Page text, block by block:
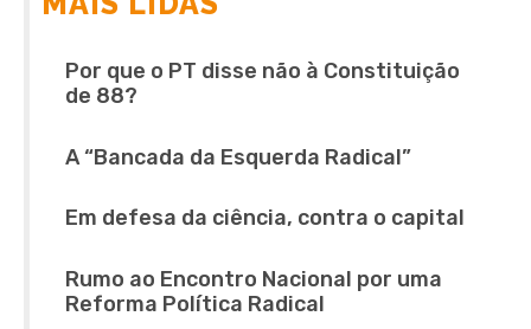
Por que o PT disse não à Constituição
de 88?
A “Bancada da Esquerda Radical”
Em defesa da ciência, contra o capital
Rumo ao Encontro Nacional por uma
Reforma Política Radical